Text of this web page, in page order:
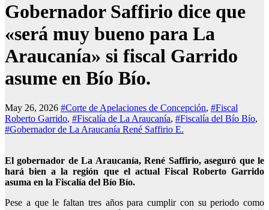
Gobernador Saffirio dice que
«será muy bueno para La
Araucanía» si fiscal Garrido
asume en Bío Bío.
May 26, 2026 #Corte de Apelaciones de Concepción, #Fiscal
Roberto Garrido, #Fiscalía de La Araucanía, #Fiscalía del Bío Bío,
#Gobernador de La Araucanía René Saffirio E.
El gobernador de La Araucanía, René Saffirio, aseguró que le
hará bien a la región que el actual Fiscal Roberto Garrido
asuma en la Fiscalía del Bío Bío.
Pese a que le faltan tres años para cumplir con su periodo como